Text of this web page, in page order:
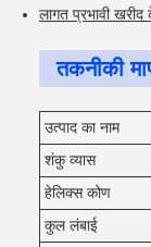
लागत प्रभावी
तकनीकी
उत्पाद का नाम
शंकु व्यास
हेलिक्स कोण
कुल लंबाई